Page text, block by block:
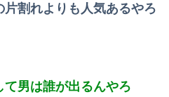
片割れよりも人気あるやろ
男は誰が出るんやろ